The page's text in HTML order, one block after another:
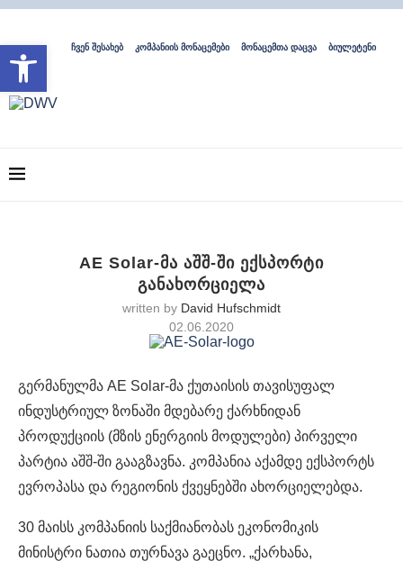
Open toolbarჩვენ შესახებ კომპანიის მონაცემები მონაცემთა დაცვა ბიულეტენი
AE Solar-მა აშშ-ში ექსპორტი
განახორციელა
written by David Hufschmidt
02.06.2020
გერმანულმა AE Solar-მა ქუთაისის თავისუფალ
ინდუსტრიულ ზონაში მდებარე ქარხნიდან
პროდუქციის (მზის ენერგიის მოდულები) პირველი
პარტია აშშ-ში გააგზავნა. კომპანია აქამდე ექსპორტს
ევროპასა და რეგიონის ქვეყნებში ახორციელებდა.
30 მაისს კომპანიის საქმიანობას ეკონომიკის
მინისტრი ნათია თურნავა გაეცნო. „ქარხანა,